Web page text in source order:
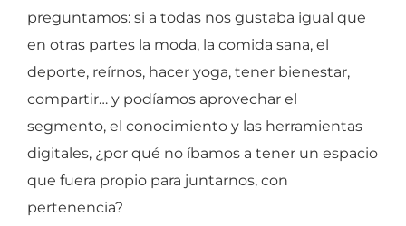
preguntamos: si a todas nos gustaba igual que
en otras partes la moda, la comida sana, el
deporte, reírnos, hacer yoga, tener bienestar,
compartir… y podíamos aprovechar el
segmento, el conocimiento y las herramientas
digitales, ¿por qué no íbamos a tener un espacio
que fuera propio para juntarnos, con
pertenencia?